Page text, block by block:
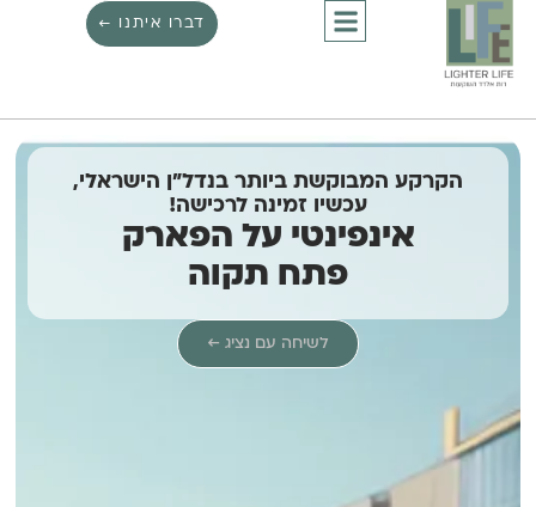
דברו איתנו ←
הקרקע המבוקשת ביותר בנדל"ן הישראלי,
עכשיו זמינה לרכישה!
אינפינטי על הפארק
פתח תקוה
לשיחה עם נציג ←